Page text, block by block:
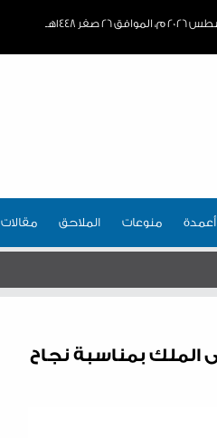
أعمدة منوعات الملاحق مقالات
الملك بمناسبة نجاح